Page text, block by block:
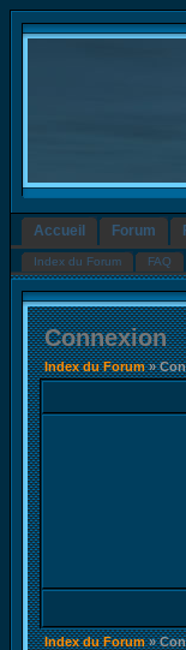
Accueil Forum
Index du Forum FAQ
Connexion
Index du Forum»
Index du Forum»